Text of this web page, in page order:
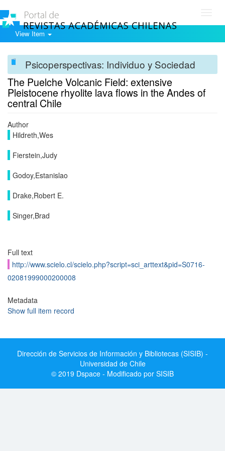
View Item
Psicoperspectivas: Individuo y Sociedad
The Puelche Volcanic Field: extensive
Pleistocene rhyolite lava flows in the Andes of
central Chile
Author
Hildreth,Wes
Fierstein,Judy
Godoy,Estanislao
Drake,Robert E.
Singer,Brad
Full text
http://www.scielo.cl/scielo.php?script=sci_arttext&pid=S0716-
02081999000200008
Metadata
Show full item record
Dirección de Servicios de Información y Bibliotecas (SISIB) -
Universidad de Chile
© 2019 Dspace - Modificado por SISIB